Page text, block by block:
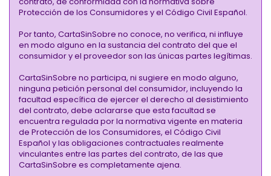
Protección de los Consumidores y el Código Civil Español.
Por tanto, CartaSinSobre no conoce, no verifica, ni influye
en modo alguno en la sustancia del contrato del que el
consumidor y el proveedor son las únicas partes legítimas.
CartaSinSobre no participa, ni sugiere en modo alguno,
ninguna petición personal del consumidor, incluyendo la
facultad específica de ejercer el derecho al desistimiento
del contrato, debe aclararse que esta facultad se
encuentra regulada por la normativa vigente en materia
de Protección de los Consumidores, el Código Civil
Español y las obligaciones contractuales realmente
vinculantes entre las partes del contrato, de las que
CartaSinSobre es completamente ajena.